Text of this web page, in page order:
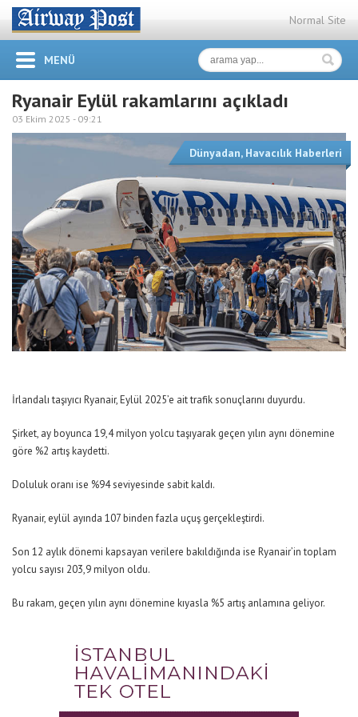
Normal Site
MENÜ
Ryanair Eylül rakamlarını açıkladı
03 Ekim 2025 - 09:21
Dünyadan, Havacılık Haberleri
İrlandalı taşıyıcı Ryanair, Eylül 2025’e ait trafik sonuçlarını duyurdu.
Şirket, ay boyunca 19,4 milyon yolcu taşıyarak geçen yılın aynı dönemine
göre %2 artış kaydetti.
Doluluk oranı ise %94 seviyesinde sabit kaldı.
Ryanair, eylül ayında 107 binden fazla uçuş gerçekleştirdi.
Son 12 aylık dönemi kapsayan verilere bakıldığında ise Ryanair’in toplam
yolcu sayısı 203,9 milyon oldu.
Bu rakam, geçen yılın aynı dönemine kıyasla %5 artış anlamına geliyor.